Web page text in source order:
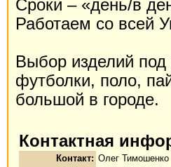
Сроки – «день/в
Работаем со всей
Выбор изделий под
футболки, поло,
большой в городе.
Контактная
Контакт: Олег Тимошенко